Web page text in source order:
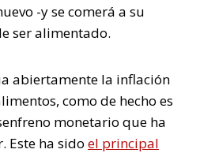
-y se comerá a su
ser alimentado.
abiertamente la inflación
como de hecho es
monetario que ha
Este ha sido el principal